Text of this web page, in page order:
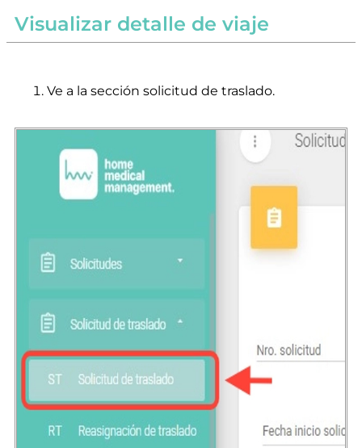
Visualizar detalle de viaje
Ve a la sección solicitud de traslado.